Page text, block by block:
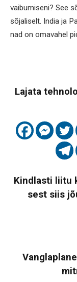
vaibumiseni? See
sõjaliselt. India ja
nad on omavahel
Lajata
Kindlasti liitu
sest siis